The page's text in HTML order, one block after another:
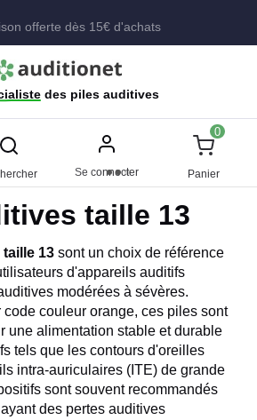
offerte dès 15€ d'achats
des piles auditives
Se connecter
0
Panier
taille 13
13 sont un choix de référence
d'appareils auditifs
modérées à sévères.
code couleur orange, ces piles sont
une alimentation stable et durable
tels que les contours d'oreilles
intra-auriculaires (ITE) de grande
sont souvent recommandés
des pertes auditives